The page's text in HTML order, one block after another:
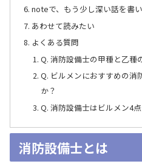
noteで、もう少し深い話を書
あわせて読みたい
よくある質問
Q. 消防設備士の甲種と乙種
Q. ビルメンにおすすめの消
か？
Q. 消防設備士はビルメン4
消防設備士とは